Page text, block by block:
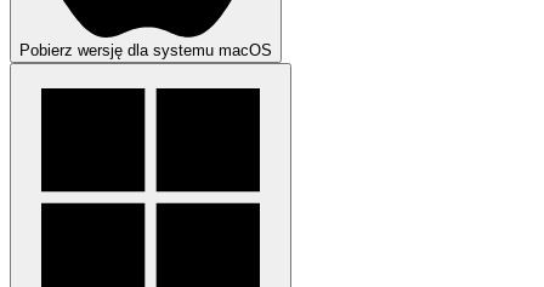
Pobierz wersję dla systemu macOS